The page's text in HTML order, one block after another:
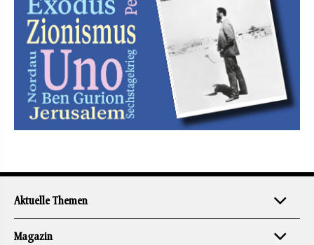
Aktuelle Themen
Magazin